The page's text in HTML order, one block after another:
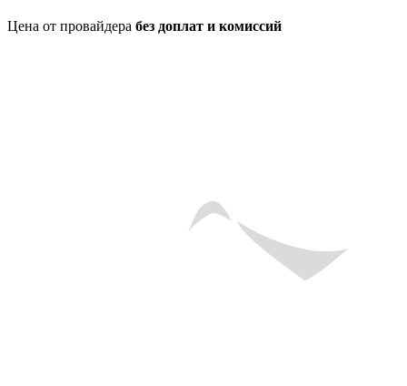
Цена от провайдера без доплат и комиссий